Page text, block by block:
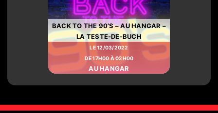
BACK TO THE 90’S – AU HANGAR –
LA TESTE-DE-BUCH
LE 12/03/2022
DE 17H00 À 02H00
AU HANGAR